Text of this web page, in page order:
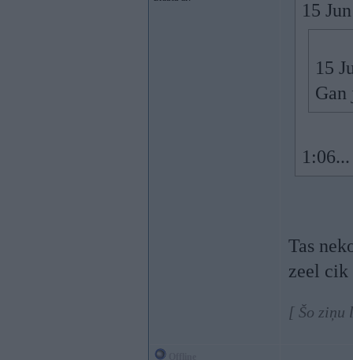
15
15
Gan
1:06...
Tas
zeel
[ Šo ziņu